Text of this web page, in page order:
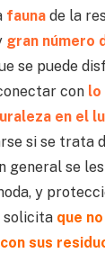
fauna de la
gran número
se puede
con lo
en el
si se trata
general se
y
solicita que
con sus